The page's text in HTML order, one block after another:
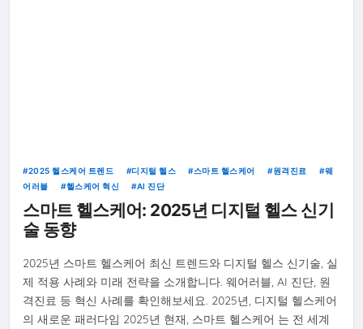
2025 헬스케어 트렌드 디지털 헬스 스마트 헬스케어 원격진료
웨
어러블
헬스케어 혁신 AI 진단
스마트 헬스케어: 2025년 디지털 헬스 신기
술 동향
2025년 스마트 헬스케어 최신 트렌드와 디지털 헬스 신기술, 실
제 적용 사례와 미래 전략을 소개합니다. 웨어러블, AI 진단, 원
격진료 등 혁신 사례를 확인해보세요. 2025년, 디지털 헬스케어
의 새로운 패러다임 2025년 현재, 스마트 헬스케어 는 전 세계